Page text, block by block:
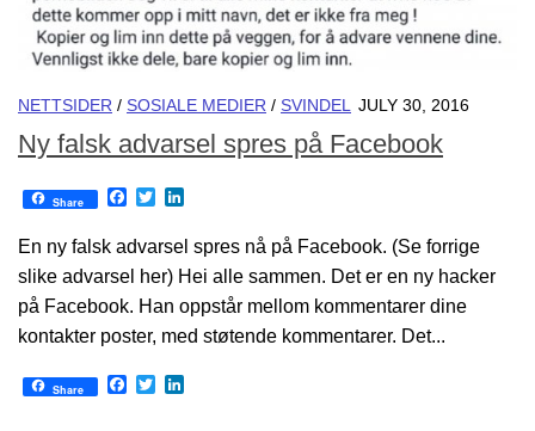
NETTSIDER / SOSIALE MEDIER / SVINDEL JULY 30, 2016
Ny falsk advarsel spres på Facebook
Share Facebook
Twitter
En ny falsk advarsel spres nå på Facebook. (Se forrige
slike advarsel her) Hei alle sammen. Det er en ny hacker
på Facebook. Han oppstår mellom kommentarer dine
kontakter poster, med støtende kommentarer. Det...
Share Facebook
Twitter